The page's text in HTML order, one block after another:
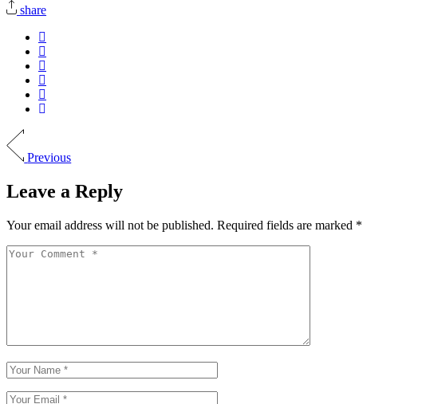
share
Previous
Leave a Reply
Your email address will not be published. Required fields are marked *